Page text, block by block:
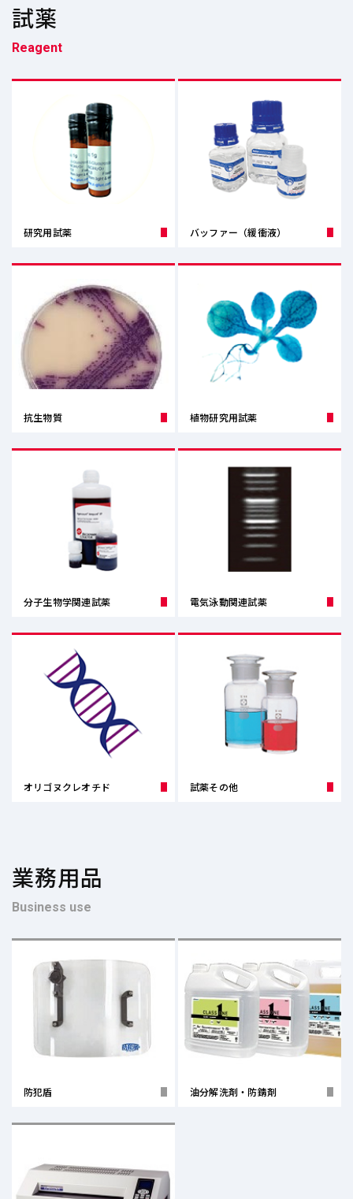
試薬
Reagent
研究用試薬 バッファー（緩衝液）
抗生物質 植物研究用試薬
分子生物学関連試薬 電気泳動関連試薬
オリゴヌクレオチド 試薬その他
業務用品
Business use
防犯盾 油分解洗剤・防錆剤